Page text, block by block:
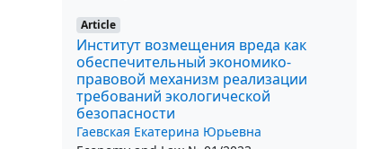
Article
Институт возмещения вреда как
обеспечительный экономико-
правовой механизм реализации
требований экологической
безопасности
Гаевская Екатерина Юрьевна